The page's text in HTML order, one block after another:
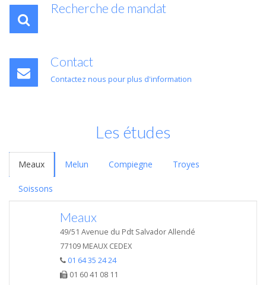
Recherche de mandat
Contact
Contactez nous pour plus d'information
Les études
Meaux Melun Compiegne Troyes
Soissons
Meaux
49/51 Avenue du Pdt Salvador Allendé
77109 MEAUX CEDEX
01 64 35 24 24
01 60 41 08 11